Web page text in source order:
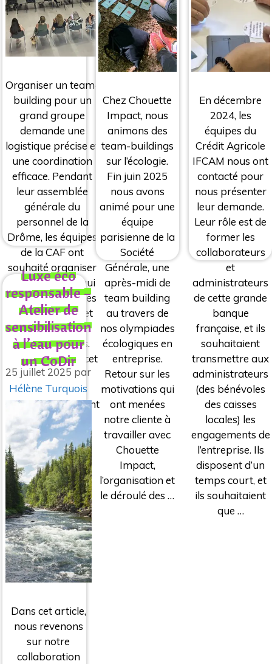
Organiser un team-
building pour un
grand groupe
demande une
logistique précise et
une coordination
efficace. Pendant
leur assemblée
générale du
personnel de la
Drôme, les équipes
de la CAF ont
souhaité organiser
une animation qui
rassemble tous les
collaborateurs et
fait le lien avec
leurs ambitions.
Retrouvez dans cet
article notre
proposition
d’accompagnement
! Organisation …
Chez Chouette
Impact, nous
animons des
team-buildings
sur l’écologie.
Fin juin 2025
nous avons
animé pour une
équipe
parisienne de la
Société
Générale, une
après-midi de
team building
au travers de
nos olympiades
écologiques en
entreprise.
Retour sur les
motivations qui
ont menées
notre cliente à
travailler avec
Chouette
Impact,
l’organisation et
le déroulé des …
En décembre
2024, les
équipes du
Crédit Agricole
IFCAM nous ont
contacté pour
nous présenter
leur demande.
Leur rôle est de
former les
collaborateurs
et
administrateurs
de cette grande
banque
française, et ils
souhaitaient
transmettre aux
administrateurs
(des bénévoles
des caisses
locales) les
engagements de
l’entreprise. Ils
disposent d’un
temps court, et
ils souhaitaient
que …
Luxe éco
responsable –
Atelier de
sensibilisation
à l’eau pour
un CoDir
25 juillet 2025 par
Hélène Turquois
Dans cet article,
nous revenons
sur notre
collaboration